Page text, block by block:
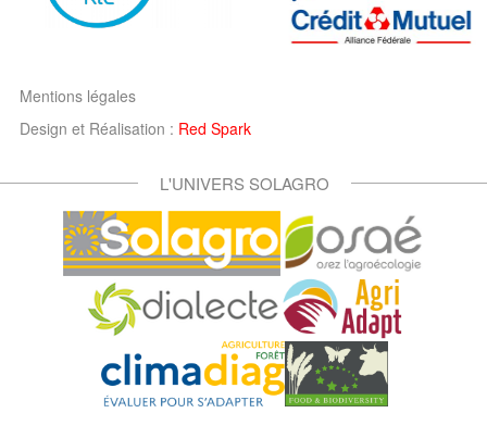
Mentions légales
Design et Réalisation : Red Spark
L'UNIVERS SOLAGRO